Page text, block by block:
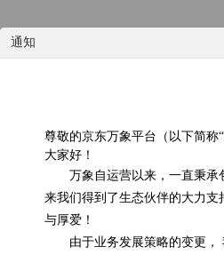
通知
尊敬的京东万象平台（以下简称
大家好！
万象自运营以来，一直秉
来我们得到了生态伙伴的大力
与厚爱！
由于业务发展策略的变更，
浏览(575) 评分(4)